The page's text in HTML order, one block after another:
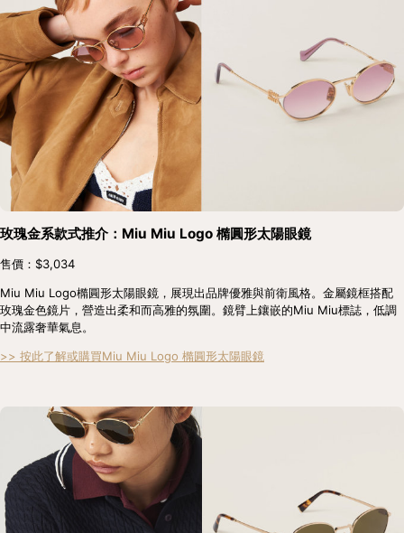
玫瑰金系款式推介：Miu Miu Logo 橢圓形太陽眼鏡
售價：$3,034
Miu Miu Logo橢圓形太陽眼鏡，展現出品牌優雅與前衛風格。金屬鏡框搭配
玫瑰金色鏡片，營造出柔和而高雅的氛圍。鏡臂上鑲嵌的Miu Miu標誌，低調
中流露奢華氣息。
>> 按此了解或購買Miu Miu Logo 橢圓形太陽眼鏡